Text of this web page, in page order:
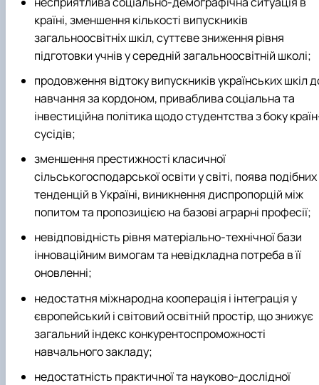
країні, зменшення кількості випускників
загальноосвітніх шкіл, суттєве зниження рівня
підготовки учнів у середній загальноосвітній школі;
продовження відтоку випускників українських шкіл
навчання за кордоном, приваблива соціальна та
інвестиційна політика щодо студентства з боку
сусідів;
зменшення престижності класичної
сільськогосподарської освіти у світі, поява подібних
тенденцій в Україні, виникнення диспропорцій між
попитом та пропозицією на базові аграрні професії;
невідповідність рівня матеріально-технічної бази
інноваційним вимогам та невідкладна потреба в її
оновленні;
недостатня міжнародна кооперація і інтеграція у
європейський і світовий освітній простір, що знижує
загальний індекс конкурентоспроможності
навчального закладу;
недостатність практичної та науково-дослідної